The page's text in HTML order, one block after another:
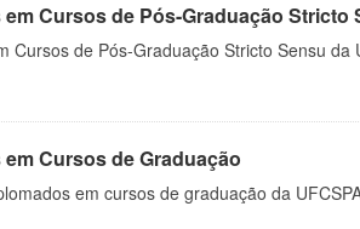
Cursos de Pós-Graduação Stricto
Cursos de Pós-Graduação Stricto Sensu da
Cursos de Graduação
em cursos de graduação da